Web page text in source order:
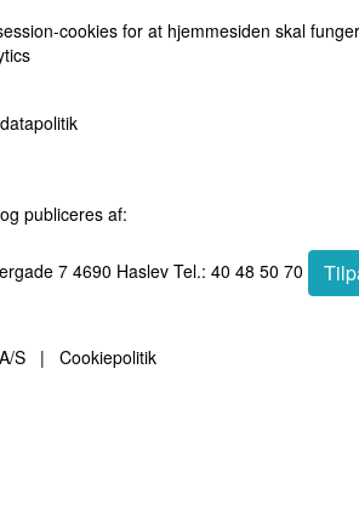
cookies for at hjemmesiden skal
publiceres af:
7 4690 Haslev Tel.: 40 48 50 70
S | Cookiepolitik